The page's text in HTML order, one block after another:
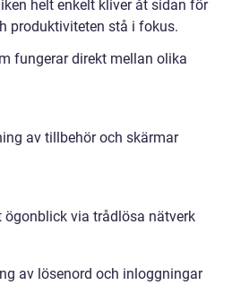
helt enkelt kliver åt sidan för
produktiviteten stå i fokus.
fungerar direkt mellan olika
av tillbehör och skärmar
ögonblick via trådlösa nätverk
av lösenord och inloggningar